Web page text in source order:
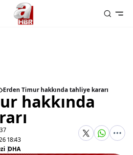
Erden Timur hakkında tahliye kararı
hakkında
18:43
|DHA